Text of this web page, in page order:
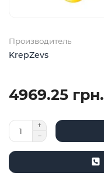
Производитель
KrepZevs
4969.25 грн.